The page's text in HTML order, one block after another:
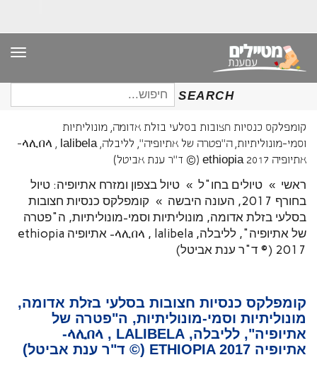
SEARCH
חיפוש
עבור:
קומפלקס כנסיות חצובות בסלעי בזלת אדומה, מונוליתיות
וסמי-מונוליתיות, ה"פטרה של אתיופיה", לליבלה, ላሊበላ , lalibela-
אתיופיה ethiopia 2017 (© ד"ר ענת אביטל)
ראשי » טיולים בחו"ל » טיול בצפון ומזרח אתיופיה: טיול
בחורף 2017, העונה היבשה
» קומפלקס כנסיות חצובות
בסלעי בזלת אדומה, מונוליתיות וסמי-מונוליתיות, ה"פטרה
של אתיופיה", לליבלה, ላሊበላ , lalibela- אתיופיה ethiopia
2017 (© ד"ר ענת אביטל)
קומפלקס כנסיות חצובות בסלעי בזלת אדומה,
מונוליתיות וסמי-מונוליתיות, ה"פטרה של
אתיופיה", לליבלה, ላሊበላ , LALIBELA-
אתיופיה ETHIOPIA 2017 (© ד"ר ענת אביטל)